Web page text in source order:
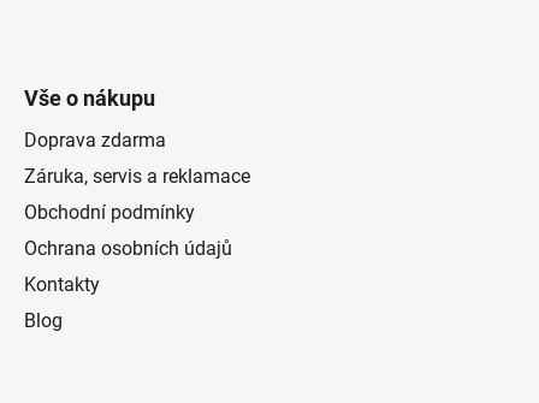
Vše o nákupu
Doprava zdarma
Záruka, servis a reklamace
Obchodní podmínky
Ochrana osobních údajů
Kontakty
Blog